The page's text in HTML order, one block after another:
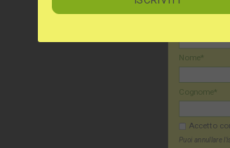
sul
Nome*
Cognome*
Accetto
Puoi annullare